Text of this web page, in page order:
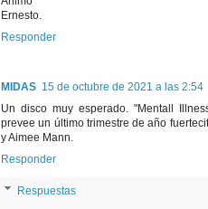
Ernesto.
Responder
MIDAS 15 de octubre de 2021 a las 2:54
Un disco muy esperado. "Mentall
prevee un último trimestre de año
y Aimee Mann.
Responder
Respuestas